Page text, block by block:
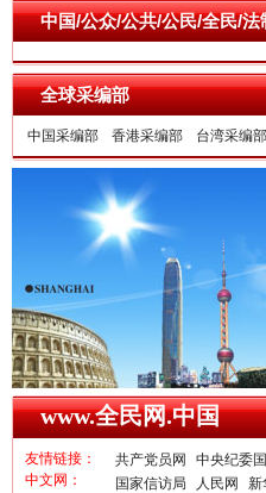
雄关漫道展新颜
衣柜里的秘密
中国/公众/公共/公民/全民/
全球采编部
中国采编部 香港采编部 台湾采编部
www.全民网.中国
友情链接：
中文网：
共产党员网 中央纪委
国家信访局
人民网 新